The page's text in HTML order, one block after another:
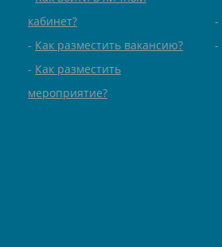
кабинет?
Как разместить вакансию?
Как разместить
мероприятие?